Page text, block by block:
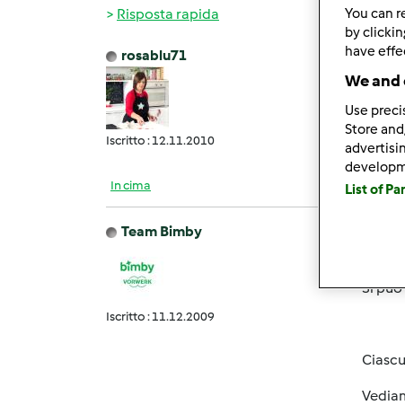
Risposta rapida
rosablu71
Iscritto : 12.11.2010
In cima
Team Bimby
Iscritto : 11.12.2009
Mar,
Si
You can
by
have
We
Use
Store
List of